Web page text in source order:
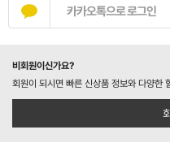
카카오톡으로 로그인
비회원이신가요?
회원이 되시면 빠른 신상품 정보와 다양한